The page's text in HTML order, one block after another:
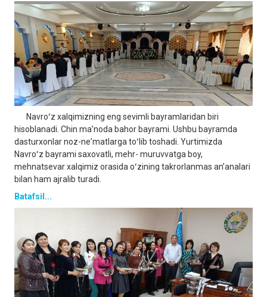
Navroʻz xalqimizning eng sevimli bayramlaridan biri
hisoblanadi. Chin maʼnoda bahor bayrami. Ushbu bayramda
dasturxonlar noz-neʼmatlarga toʻlib toshadi. Yurtimizda
Navroʻz bayrami saxovatli, mehr- muruvvatga boy,
mehnatsevar xalqimiz orasida oʻzining takrorlanmas anʼanalari
bilan ham ajralib turadi.
Batafsil...